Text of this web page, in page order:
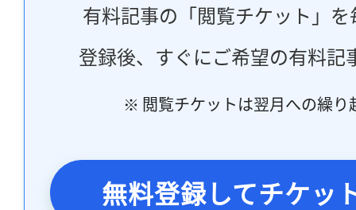
有料記事の「閲覧チケット」
登録後、すぐにご希望の有料記
※ 閲覧チケットは翌月への繰り
無料登録してチケッ